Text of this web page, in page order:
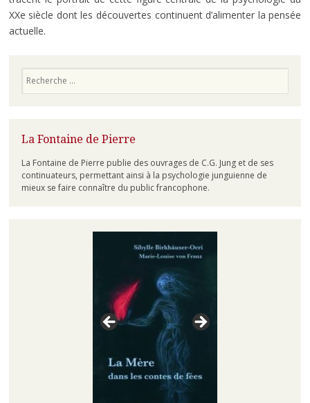
XXe siècle dont les découvertes continuent d’alimenter la pensée
actuelle.
La Fontaine de Pierre
La Fontaine de Pierre publie des ouvrages de C.G. Jung et de ses
continuateurs, permettant ainsi à la psychologie junguienne de
mieux se faire connaître du public francophone.